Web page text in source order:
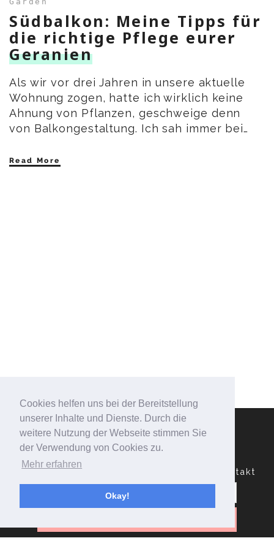
Cookies helfen uns bei der Bereitstellung
unserer Inhalte und Dienste. Durch die
weitere Nutzung der Webseite stimmen Sie
der Verwendung von Cookies zu.
Mehr erfahren
Okay!
Südbalkon: Meine Tipps für
die richtige Pflege eurer
Geranien
Als wir vor drei Jahren in unsere aktuelle
Wohnung zogen, hatte ich wirklich keine
Ahnung von Pflanzen, geschweige denn
von Balkongestaltung. Ich sah immer bei…
Read More
Datenschutzerklärung Kontakt
Suchen